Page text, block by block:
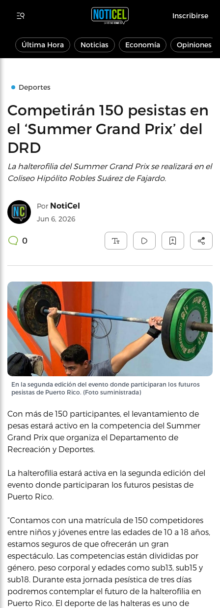
Inscribirse
Última Hora Noticias Economía Opiniones
Deportes
Competirán 150 pesistas en
el ‘Summer Grand Prix’ del
DRD
La halterofilia del Summer Grand Prix se realizará en el
Coliseo Hipólito Robles Suárez de Fajardo.
Por NotiCel
Jun 6, 2026
0
En la segunda edición del evento donde participaran los futuros
pesistas de Puerto Rico. (Foto suministrada)
Con más de 150 participantes, el levantamiento de
pesas estará activo en la competencia del Summer
Grand Prix que organiza el Departamento de
Recreación y Deportes.
La halterofilia estará activa en la segunda edición del
evento donde participaran los futuros pesistas de
Puerto Rico.
“Contamos con una matrícula de 150 competidores
entre niños y jóvenes entre las edades de 10 a 18 años,
estamos seguros de que ofrecerán un gran
espectáculo. Las competencias están divididas por
género, peso corporal y edades como sub13, sub15 y
sub18. Durante esta jornada pesística de tres días
podremos contemplar el futuro de la halterofilia en
Puerto Rico. El deporte de las halteras es uno de